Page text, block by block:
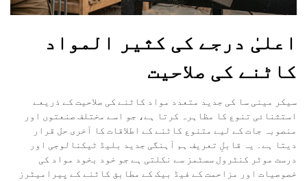
اعلیٰ درجے کی کثیر المواد
کاٹنے کی صلاحیت
سیکر مینی سا کی جدید متعدد مواد کاٹنے کی صلاحیت کے ذریعے
استثنائی تنوع کا مظاہرہ کرتا ہے، جو اسے مختلف صنعتوں اور
منصوبہ جات کے لیے متنوع کاٹنے کے اطلاقات کا آخری حل قرار
دیتا ہے۔ یہ قابلِ تعریف ہم آہنگی جدید بلیڈ ٹیکنالوجی اور
درست موٹر کنٹرول سسٹمز سے نکلتی ہے جو خود بخود مواد کی
خصوصیات اور مزاحمت کے فیڈ بیک کے مطابق کاٹنے کے پیرامیٹرز